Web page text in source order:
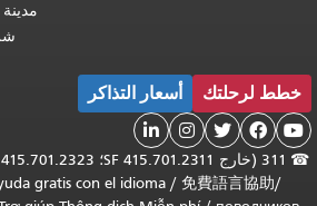
خطط لرحلتك أسعار التذاكر





☎
/
免費語言協助
/
gratis con el idioma